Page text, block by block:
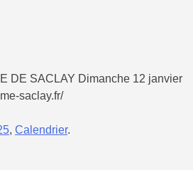
DE SACLAY Dimanche 12 janvier
saclay.fr/
, Calendrier.